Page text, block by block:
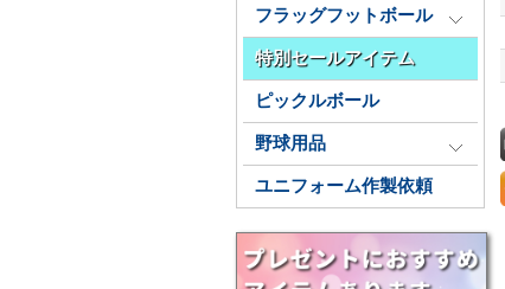
フラッグフットボール
特別セールアイテム
ピックルボール
野球用品
ユニフォーム作製依頼